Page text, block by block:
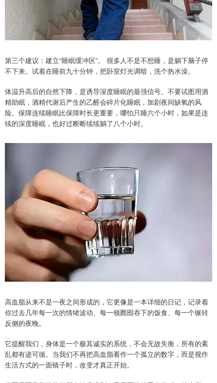
第三个建议：建立“睡眠缓冲区”。 很多人不是不想睡，是躺下脑子停
不下来。试着在睡前九十分钟，把卧室灯光调暗，洗个热水澡。
体温升高后的自然下降，是诱导深度睡眠的最强信号。不要试图用酒
精助眠，酒精代谢后产生的乙醛会碎片化睡眠，加剧夜间缺氧的风
险。保障连续睡眠比保障时长更重要，哪怕只睡六个小时，如果是连
续的深度睡眠，也好过断断续续躺了八个小时。
高血脂从来不是一夜之间形成的，它更像是一本详细的日记，记录着
你过去几年每一次的情绪波动、每一顿囫囵吞下的饭食、每一个辗转
反侧的夜晚。
它提醒我们，身体是一个极其诚实的系统，不会无故失衡，所有的紊
乱都有迹可循。当我们不再把高血脂看作一个孤立的数字，而是视作
生活方式的一面镜子时，改变才真正开始。